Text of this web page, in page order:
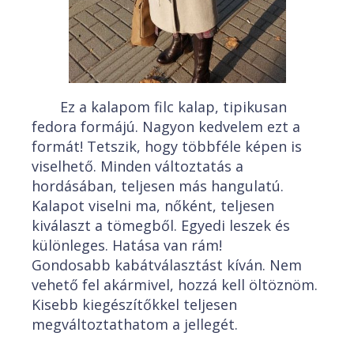
Ez a kalapom filc kalap, tipikusan
fedora formájú. Nagyon kedvelem ezt a
formát! Tetszik, hogy többféle képen is
viselhető. Minden változtatás a
hordásában, teljesen más hangulatú.
Kalapot viselni ma, nőként, teljesen
kiválaszt a tömegből. Egyedi leszek és
különleges. Hatása van rám!
Gondosabb kabátválasztást kíván. Nem
vehető fel akármivel, hozzá kell öltöznöm.
Kisebb kiegészítőkkel teljesen
megváltoztathatom a jellegét.